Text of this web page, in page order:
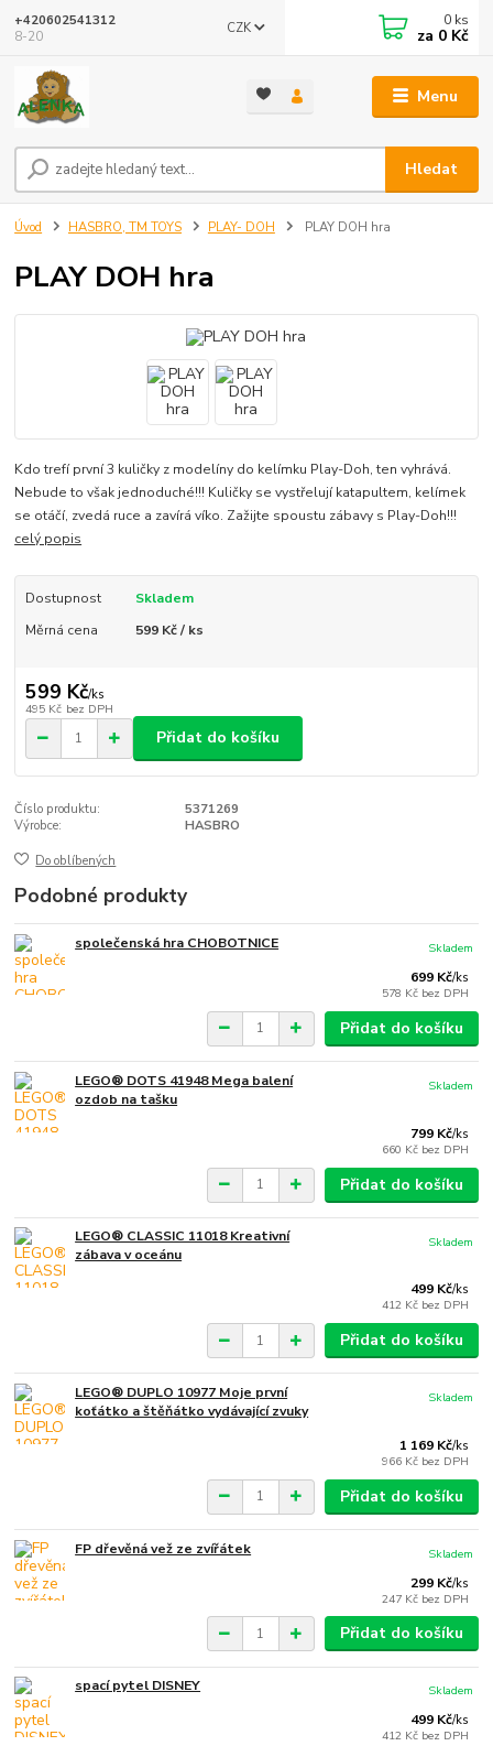
Menu
CZK
Hledat
+420602541312
8-20
0 ks
za 0 Kč
Úvod HASBRO, TM TOYS PLAY- DOH PLAY DOH hra
PLAY DOH hra
Kdo trefí první 3 kuličky z modelíny do kelímku Play-Doh, ten vyhrává.
Nebude to však jednoduché!!! Kuličky se vystřelují katapultem, kelímek
se otáčí, zvedá ruce a zavírá víko. Zažijte spoustu zábavy s Play-Doh!!!
celý popis
Dostupnost
Skladem
Měrná cena
599 Kč / ks
599 Kč/ks
495 Kč bez DPH
Přidat do košíku
Číslo produktu:
5371269
Výrobce:
HASBRO
Do oblíbených
Podobné produkty
společenská hra CHOBOTNICE
699 Kč/ks
578 Kč bez DPH
Skladem
Přidat do košíku
LEGO® DOTS 41948 Mega balení
ozdob na tašku
799 Kč/ks
660 Kč bez DPH
Skladem
Přidat do košíku
LEGO® CLASSIC 11018 Kreativní
zábava v oceánu
499 Kč/ks
412 Kč bez DPH
Skladem
Přidat do košíku
LEGO® DUPLO 10977 Moje první
koťátko a štěňátko vydávající zvuky
1 169 Kč/ks
966 Kč bez DPH
Skladem
Přidat do košíku
FP dřevěná vež ze zvířátek
299 Kč/ks
247 Kč bez DPH
Skladem
Přidat do košíku
spací pytel DISNEY
499 Kč/ks
412 Kč bez DPH
Skladem